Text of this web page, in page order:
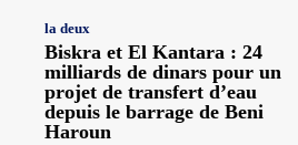
la deux
Biskra et El Kantara : 24
milliards de dinars pour un
projet de transfert d’eau
depuis le barrage de Beni
Haroun